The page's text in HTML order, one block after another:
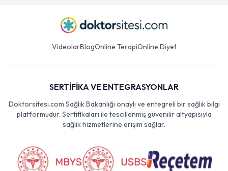
VideolarBlogOnline TerapiOnline Diyet
SERTİFİKA VE ENTEGRASYONLAR
Doktorsitesi.com Sağlık Bakanlığı onaylı ve entegreli bir sağlık bilgi
platformudur. Sertifikaları ile tescillenmiş güvenilir altyapısıyla
sağlık hizmetlerine erişim sağlar.